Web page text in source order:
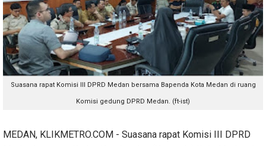
Suasana rapat Komisi III DPRD Medan bersama Bapenda Kota Medan di ruang
Komisi gedung DPRD Medan. (ft-ist)
MEDAN, KLIKMETRO.COM - Suasana rapat Komisi III DPRD